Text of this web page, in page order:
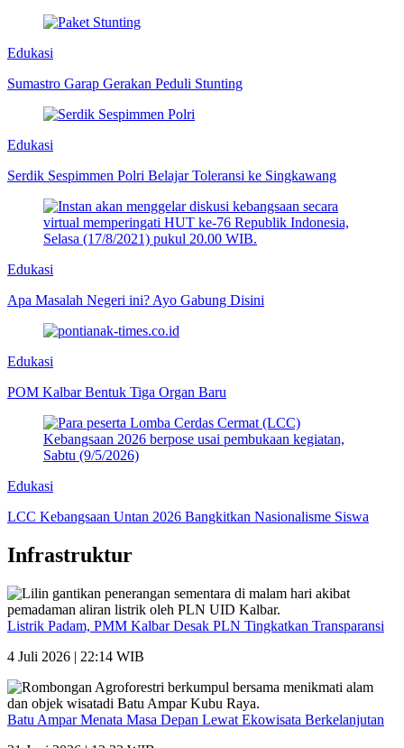
Edukasi
Sumastro Garap Gerakan Peduli Stunting
Edukasi
Serdik Sespimmen Polri Belajar Toleransi ke Singkawang
Edukasi
Apa Masalah Negeri ini? Ayo Gabung Disini
Edukasi
POM Kalbar Bentuk Tiga Organ Baru
Edukasi
LCC Kebangsaan Untan 2026 Bangkitkan Nasionalisme Siswa
Infrastruktur
Listrik Padam, PMM Kalbar Desak PLN Tingkatkan Transparansi
4 Juli 2026 | 22:14 WIB
Batu Ampar Menata Masa Depan Lewat Ekowisata Berkelanjutan